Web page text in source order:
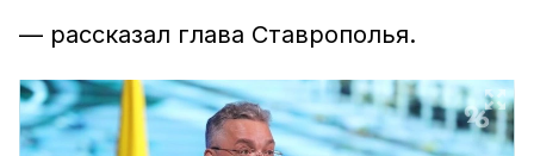
— рассказал глава Ставрополья.